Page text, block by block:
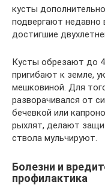
кусты
подвергают
достигшие
Кусты обрезают до 4
пригибают к земле,
мешковиной. Для
разворачивался от
бечевкой или
рыхлят, делают
ствола мульчируют.
Болезни и
профилактика